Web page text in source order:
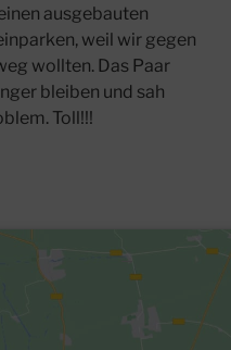
ausgebauten
weil wir gegen
wollten. Das Paar
bleiben und sah
Toll!!!